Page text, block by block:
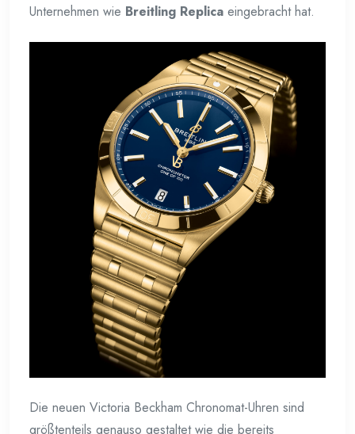
Unternehmen wie Breitling Replica eingebracht hat.
Die neuen Victoria Beckham Chronomat-Uhren sind
größtenteils genauso gestaltet wie die bereits